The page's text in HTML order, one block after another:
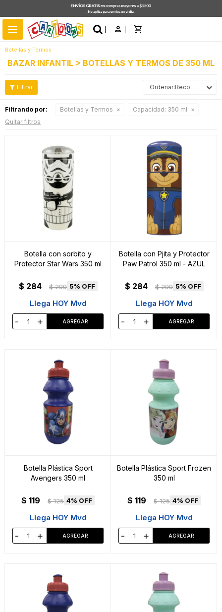
menu
Botellas y Termos
BAZAR INFANTIL > BOTELLAS Y TERMOS DE 350 ML
Recomendados
Filtrando por: Botellas y Termos Capacidad: 350 ml
Quitar filtros
Botella con sorbito y
Protector Star Wars 350 ml
$ 284 $ 299 5
Llega HOY Mvd
- +
Botella con Pjita y Protector
Paw Patrol 350 ml - AZUL
$ 284 $ 299 5
Llega HOY Mvd
- +
Botella Plástica Sport
Avengers 350 ml
$ 119 $ 125 4
Llega HOY Mvd
- +
Botella Plástica Sport Frozen
350 ml
$ 119 $ 125 4
Llega HOY Mvd
- +
close